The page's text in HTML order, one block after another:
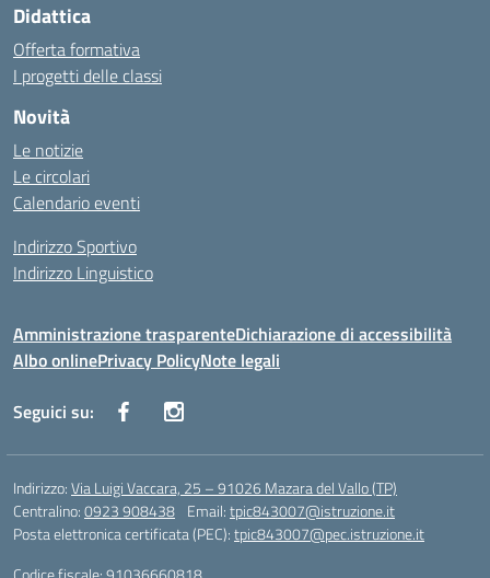
Didattica
Offerta formativa
I progetti delle classi
Novità
Le notizie
Le circolari
Calendario eventi
Indirizzo Sportivo
Indirizzo Linguistico
Amministrazione trasparenteDichiarazione di accessibilità
Albo onlinePrivacy PolicyNote legali
Seguici su:
Indirizzo:Via Luigi Vaccara, 25 – 91026 Mazara del Vallo (TP)
Centralino:0923 908438 Email:tpic843007@istruzione.it
Posta elettronica certificata (PEC):tpic843007@pec.istruzione.it